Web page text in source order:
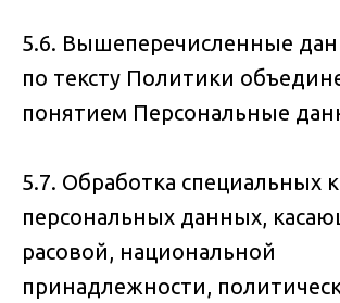
5.6. Вышеперечисленные
по тексту Политики
понятием Персональные
5.7. Обработка специальных
персональных данных,
расовой, национальной
принадлежности,